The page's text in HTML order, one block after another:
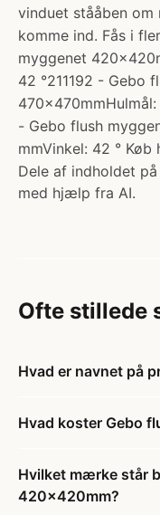
vinduet stååben
komme ind. Fås i
myggenet
42 °211192 - Gebo
- Gebo flush
mmVinkel: 42 ° Køb
Dele af indholdet
med hjælp fra AI.
Ofte stillede
Hvad er navnet på
Hvad koster Gebo
Hvilket mærke står
420x420mm?